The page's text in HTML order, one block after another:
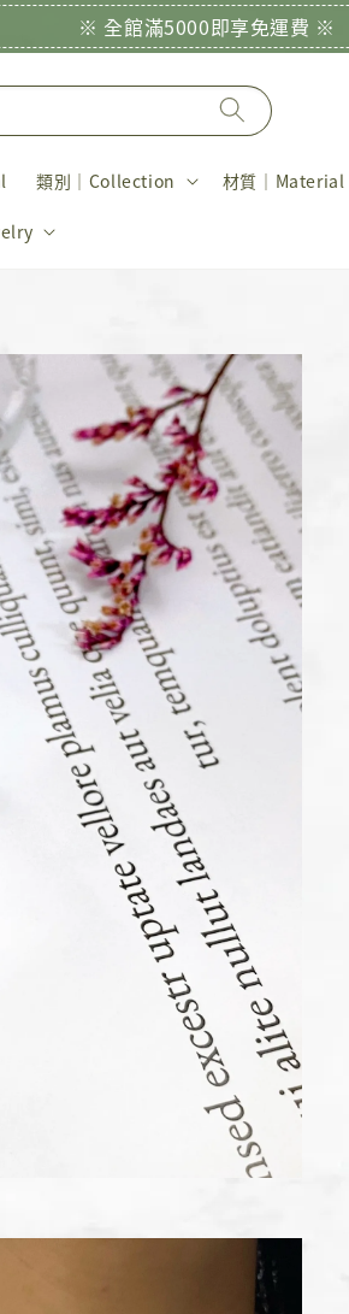
※ 全館滿5000即享免運費 ※
類別｜Collection 材質｜Material